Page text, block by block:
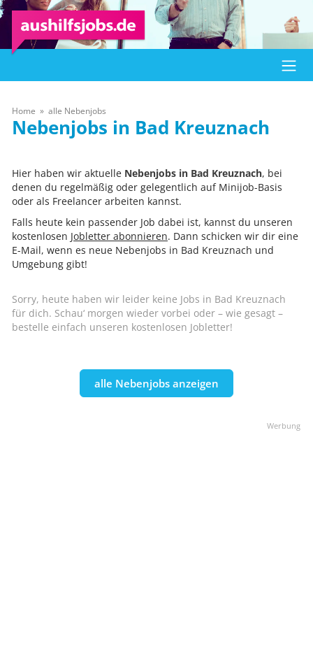
Home alle Nebenjobs
Bad Kreuznach
Hier haben wir aktuelle Nebenjobs in Bad Kreuznach, bei
denen du regelmäßig oder gelegentlich auf Minijob-Basis
oder als Freelancer arbeiten kannst.
Falls heute kein passender Job dabei ist, kannst du unseren
kostenlosen Jobletter abonnieren. Dann schicken wir dir eine
E-Mail, wenn es neue Nebenjobs in Bad Kreuznach und
Umgebung gibt!
Sorry, heute haben wir leider keine Jobs in Bad Kreuznach
für dich. Schau‘ morgen wieder vorbei oder – wie gesagt –
bestelle einfach unseren kostenlosen Jobletter!
alle Nebenjobs anzeigen